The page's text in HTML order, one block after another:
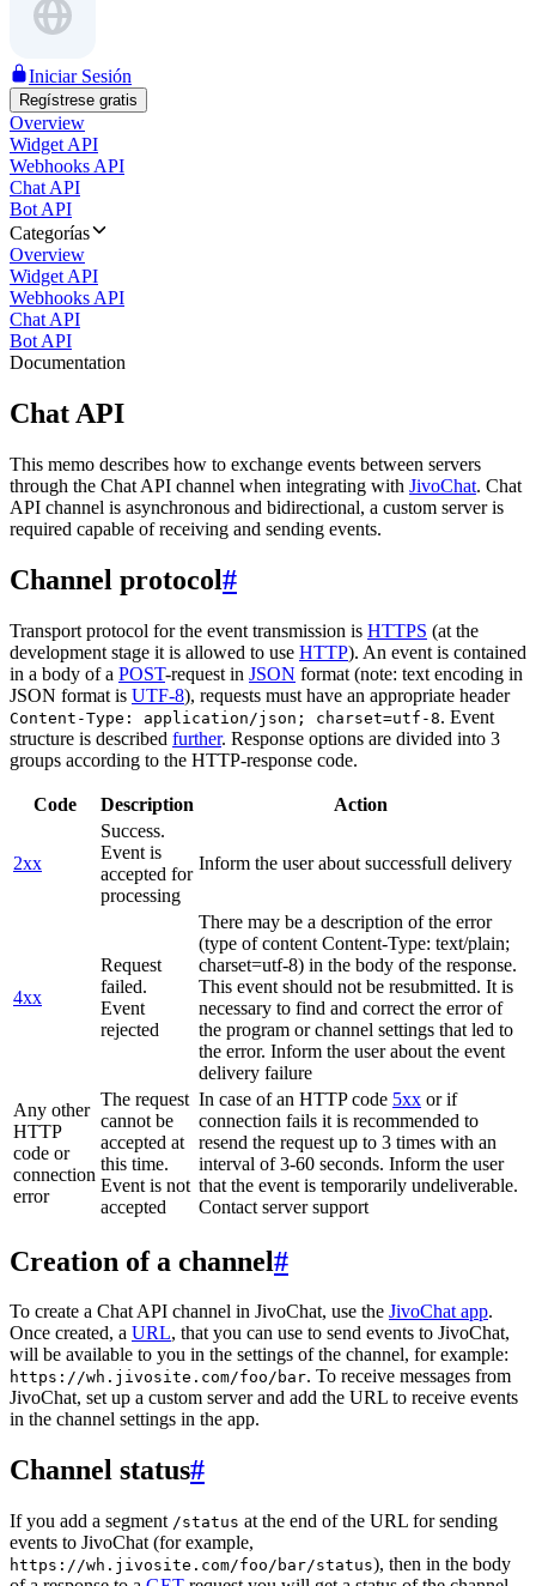
Iniciar Sesión
Regístrese gratis
Overview
Widget API
Webhooks API
Chat API
Bot API
Categorías
Overview
Widget API
Webhooks API
Chat API
Bot API
Documentation
Chat API
This memo describes how to exchange events between servers
through the Chat API channel when integrating with JivoChat. Chat
API channel is asynchronous and bidirectional, a custom server is
required capable of receiving and sending events.
Channel protocol#
Transport protocol for the event transmission is HTTPS (at the
development stage it is allowed to use HTTP). An event is contained
in a body of a POST-request in JSON format (note: text encoding in
JSON format is UTF-8), requests must have an appropriate header
Content-Type: application/json; charset=utf-8. Event
structure is described further. Response options are divided into 3
groups according to the HTTP-response code.
Code Description Action
2xx
Success.
Event is
accepted for
processing
Inform the user about successfull delivery
4xx
Request
failed.
Event
rejected
There may be a description of the error
(type of content Content-Type: text/plain;
charset=utf-8) in the body of the response.
This event should not be resubmitted. It is
necessary to find and correct the error of
the program or channel settings that led to
the error. Inform the user about the event
delivery failure
Any other
HTTP
code or
connection
error
The request
cannot be
accepted at
this time.
Event is not
accepted
In case of an HTTP code 5xx or if
connection fails it is recommended to
resend the request up to 3 times with an
interval of 3-60 seconds. Inform the user
that the event is temporarily undeliverable.
Contact server support
Creation of a channel#
To create a Chat API channel in JivoChat, use the JivoChat app.
Once created, a URL, that you can use to send events to JivoChat,
will be available to you in the settings of the channel, for example:
https://wh.jivosite.com/foo/bar. To receive messages from
JivoChat, set up a custom server and add the URL to receive events
in the channel settings in the app.
Channel status#
If you add a segment /status at the end of the URL for sending
events to JivoChat (for example,
https://wh.jivosite.com/foo/bar/status), then in the body